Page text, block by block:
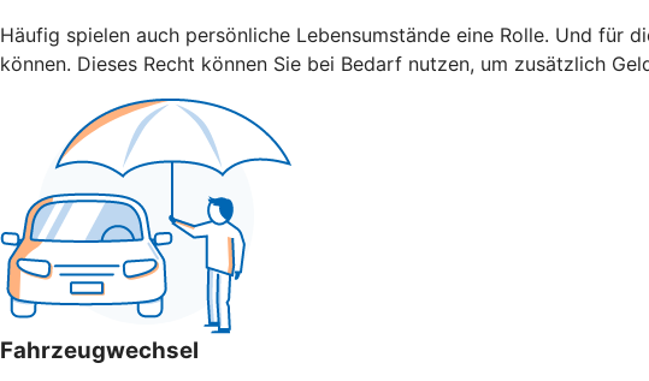
Häufig spielen auch persönliche Lebensumstände eine Rolle. Und für
können. Dieses Recht können Sie bei Bedarf nutzen, um zusätzlich
Fahrzeugwechsel